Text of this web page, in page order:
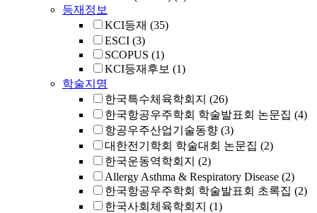
등재정보
KCI등재 (35)
ESCI (3)
SCOPUS (1)
KCI등재후보 (1)
학술지명
한국특수체육학회지 (26)
한국항공우주학회 학술발표회 논문집 (4)
항공우주산업기술동향 (3)
대한전기학회 학술대회 논문집 (2)
한국운동역학회지 (2)
Allergy Asthma & Respiratory Disease (2)
한국항공우주학회 학술발표회 초록집 (2)
한국사회체육학회지 (1)